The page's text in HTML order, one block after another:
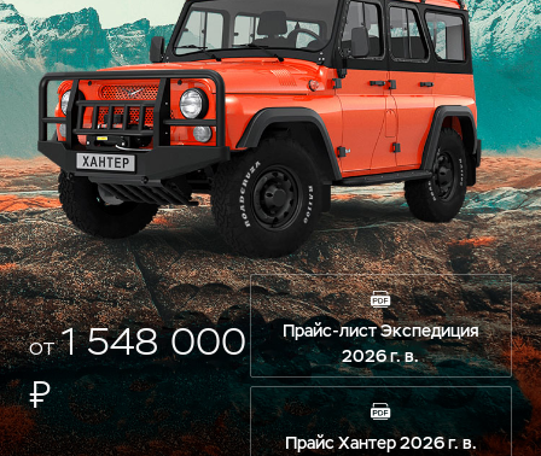
от1 548 000
₽
Прайс-лист Экспедиция
2026 г. в.
Прайс Хантер 2026 г. в.